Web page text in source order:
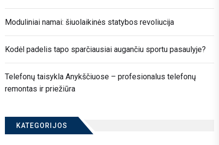
Moduliniai namai: šiuolaikinės statybos revoliucija
Kodėl padelis tapo sparčiausiai augančiu sportu pasaulyje?
Telefonų taisykla Anykščiuose – profesionalus telefonų
remontas ir priežiūra
KATEGORIJOS